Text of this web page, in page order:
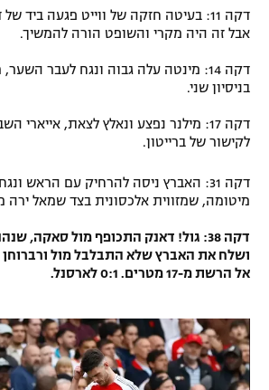
דקה 11: בעיטה חזקה של ווייט פגעה
אבל זה היה מקרי והשופט הורה להמשיך.
דקה 14: מינטה עלה גבוה ונגח לעבר
בניסיון שני.
דקה 17: מילנר נפצע ונאלץ לצאת, אייארי
לקישור של ברייטון.
דקה 31: האברץ ניסה להרחיק עם הראש
מיטומה, שמזווית אלכסונית בצד שמאל ירה
דקה 38: גול! דאנק התכופף מול סאקה,
ושלח את האברץ שלא התבלבל מול ורברוחן
אל הרשת מ-17 מטרים. 0:1 לארסנל.